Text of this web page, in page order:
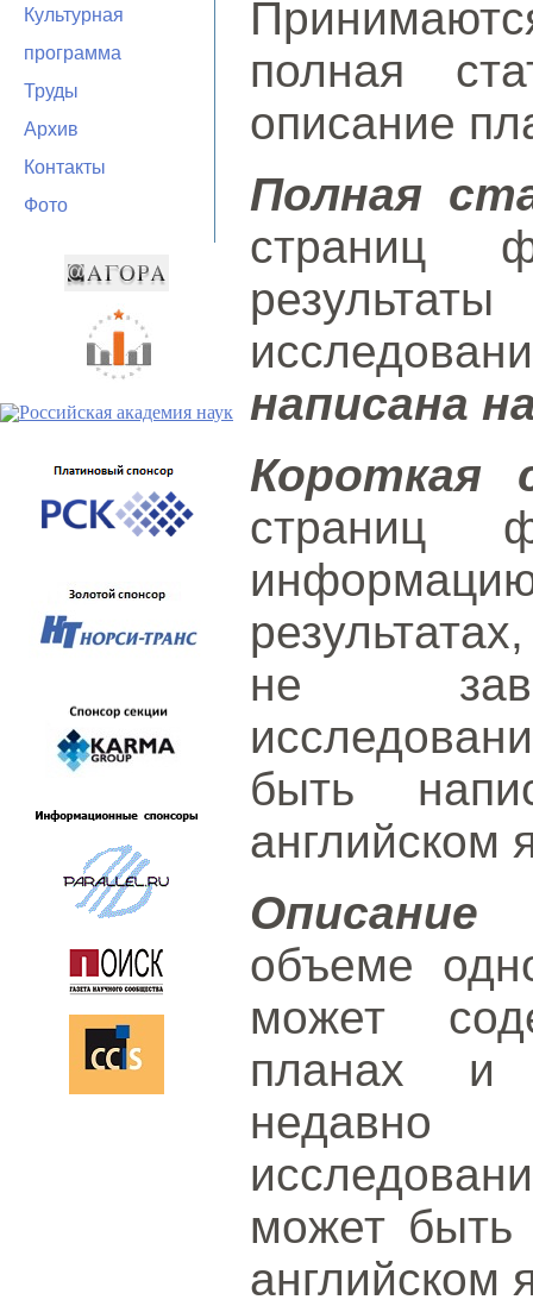
Культурная
программа
Труды
Архив
Контакты
Фото
полная
описание
Полная
страниц
написана
Короткая
страниц
не
быть
английском
Описание
объеме
может
планах и
недавно
может быть
английском